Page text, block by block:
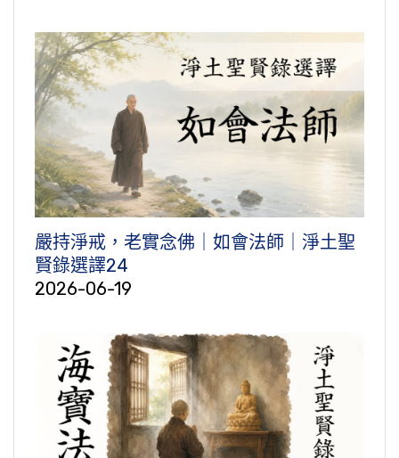
嚴持淨戒，老實念佛｜如會法師｜淨土聖
賢錄選譯24
2026-06-19